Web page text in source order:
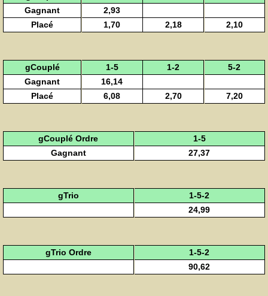
Gagnant
2,93
Placé
1,70 2,18 2,10
gCouplé 1-5 1-2
5-2
Gagnant
16,14
Placé
6,08 2,70 7,20
gCouplé Ordre
1-5
Gagnant
27,37
gTrio
1-5-2
24,99
gTrio Ordre
1-5-2
90,62